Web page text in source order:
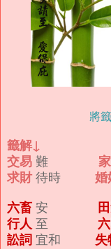
將
籤解↓
交易 難
求財待時 婚
六畜 安
行人 至
訟詞 宜和